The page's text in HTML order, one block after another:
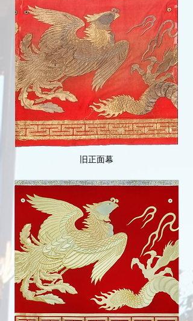
© Copyright
​旧正面幕